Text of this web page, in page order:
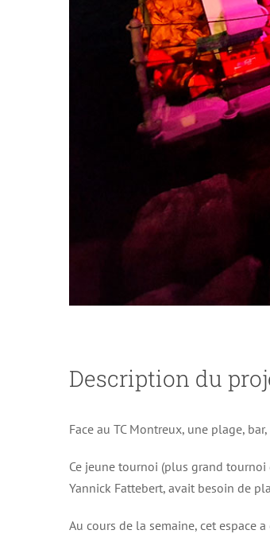
Description du
Face au TC Montreux, une plage,
Ce jeune tournoi (plus grand
Yannick Fattebert, avait besoin de
Au cours de la semaine, cet espace